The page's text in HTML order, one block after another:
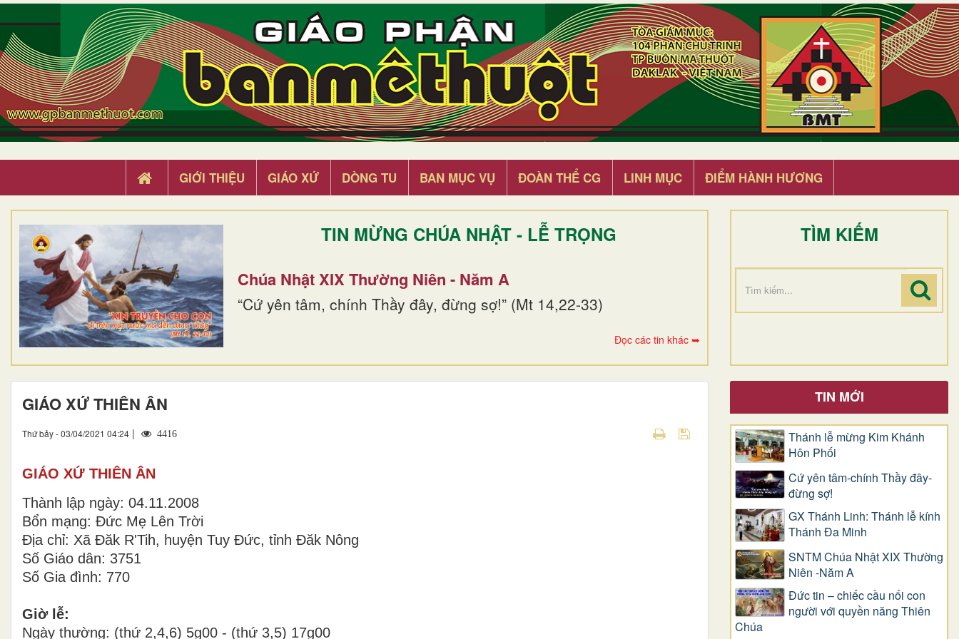
GIỚI THIỆU GIÁO XỨ DÒNG TU BAN MỤC VỤ ĐOÀN THỂ CG LINH MỤC ĐIỂM HÀNH HƯƠNG
TIN MỪNG CHÚA NHẬT - LỄ TRỌNG
Chúa Nhật XIX Thường Niên - Năm A
“Cứ yên tâm, chính Thầy đây, đừng sợ!” (Mt 14,22-33)
Đọc các tin khác ➥
TÌM KIẾM
GIÁO XỨ THIÊN ÂN
Thứ bảy - 03/04/2021 04:24 | 4416
GIÁO XỨ THIÊN ÂN
Thành lập ngày: 04.11.2008
Bổn mạng: Đức Mẹ Lên Trời
Địa chỉ: Xã Đăk R'Tih, huyện Tuy Đức, tỉnh Đăk Nông
Số Giáo dân: 3751
Số Gia đình: 770
Giờ lễ:
Ngày thường: (thứ 2,4,6) 5g00 - (thứ 3,5) 17g00
TIN MỚI
Thánh lễ mừng Kim Khánh
Hôn Phối
Cứ yên tâm-chính Thầy đây-
đừng sợ!
GX Thánh Linh: Thánh lễ kính
Thánh Đa Minh
SNTM Chúa Nhật XIX Thường
Niên -Năm A
Đức tin – chiếc cầu nối con
người với quyền năng Thiên
Chúa